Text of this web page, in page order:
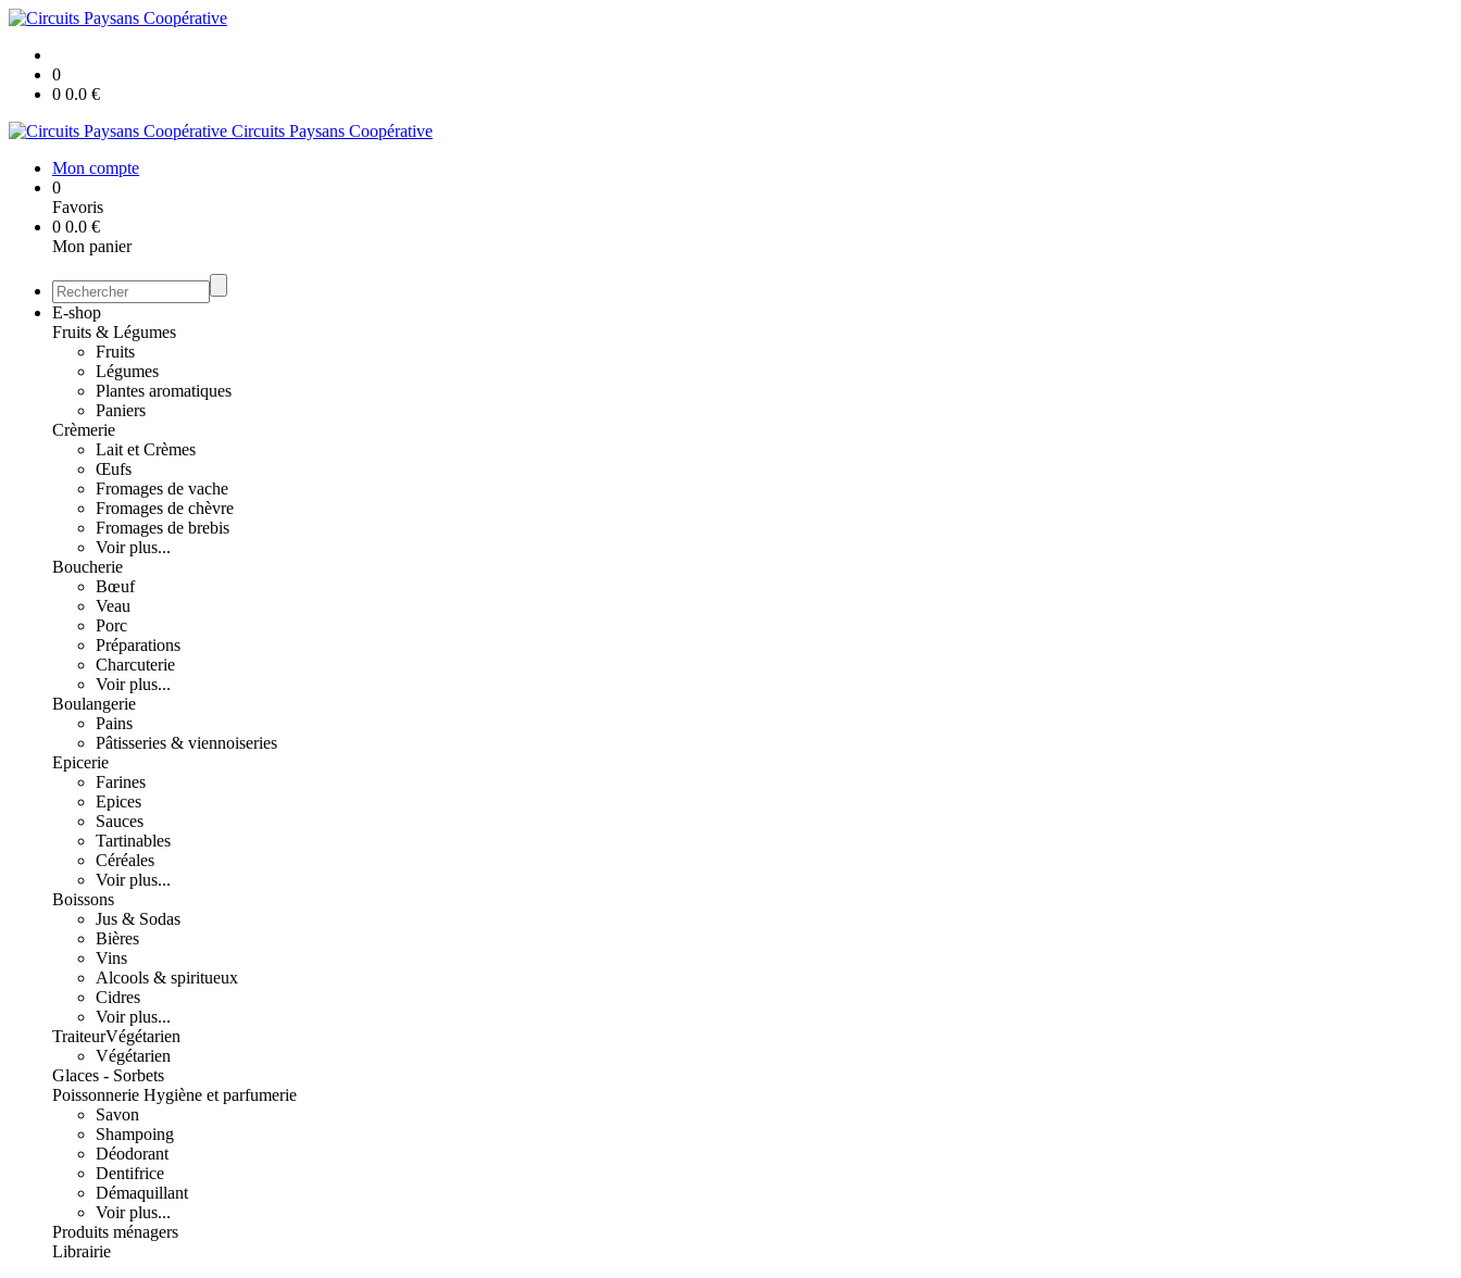
0
0 0.0 €
Circuits Paysans Coopérative
Mon compte
0
Favoris
0 0.0 €
Mon panier
E-shop
Fruits & Légumes
Fruits
Légumes
Plantes aromatiques
Paniers
Crèmerie
Lait et Crèmes
Œufs
Fromages de vache
Fromages de chèvre
Fromages de brebis
Voir plus...
Boucherie
Bœuf
Veau
Porc
Préparations
Charcuterie
Voir plus...
Boulangerie
Pains
Pâtisseries & viennoiseries
Epicerie
Farines
Epices
Sauces
Tartinables
Céréales
Voir plus...
Boissons
Jus & Sodas
Bières
Vins
Alcools & spiritueux
Cidres
Voir plus...
TraiteurVégétarien
Végétarien
Glaces - Sorbets
Poissonnerie Hygiène et parfumerie
Savon
Shampoing
Déodorant
Dentifrice
Démaquillant
Voir plus...
Produits ménagers
Librairie